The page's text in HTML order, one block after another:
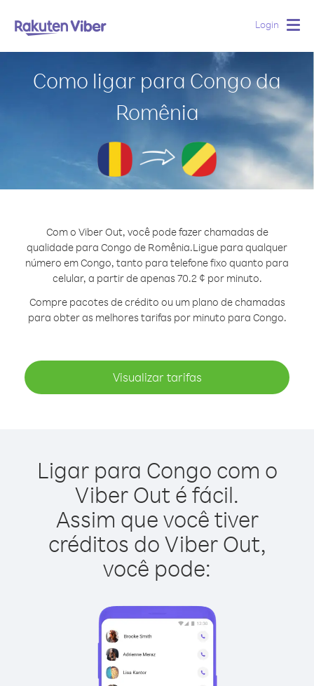
Login
Como ligar para Congo da
Romênia
Com o Viber Out, você pode fazer chamadas de
qualidade para Congo de Romênia.Ligue para qualquer
número em Congo, tanto para telefone fixo quanto para
celular, a partir de apenas 70.2 ¢ por minuto.
Compre pacotes de crédito ou um plano de chamadas
para obter as melhores tarifas por minuto para Congo.
Visualizar tarifas
Ligar para Congo com o
Viber Out é fácil.
Assim que você tiver
créditos do Viber Out,
você pode: